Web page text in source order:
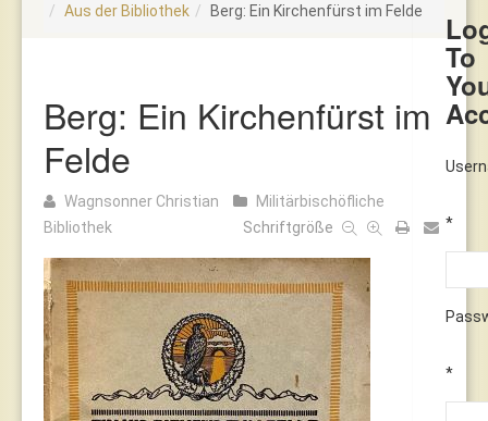
To
*
*
Aus der Bibliothek
Berg: Ein Kirchenfürst im Felde
Berg: Ein Kirchenfürst im
Felde
Wagnsonner Christian
Militärbischöfliche
Bibliothek
Schriftgröße